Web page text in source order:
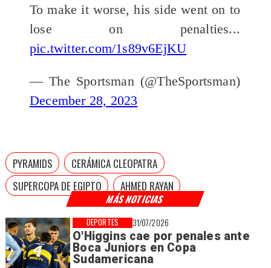
MÁS NOTICIAS
31/07/2026
O'Higgins cae por penales ante
Boca Juniors en Copa
Sudamericana
DEPORTES
To make it worse, his side went on to
lose on penalties...
pic.twitter.com/1s89v6EjKU
— The Sportsman (@TheSportsman)
December 28, 2023
PYRAMIDS
CERÁMICA CLEOPATRA
SUPERCOPA DE EGIPTO
AHMED RAYAN